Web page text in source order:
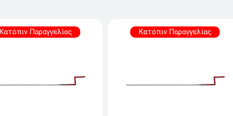
Κατόπιν Παραγγελίας Κατόπιν Παραγγελίας